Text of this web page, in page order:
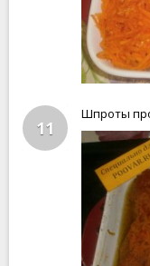
11
Шпроты